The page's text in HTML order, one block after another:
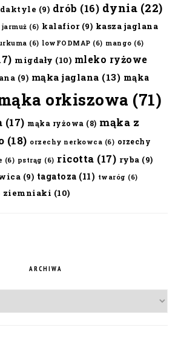
daktyle (9) drób (16) dynia (22)
jarmuż (6) kalafior(9) kasza jaglana
(6) lowFODMAP (6) mango (6)
migdały (10) mleko ryżowe
(9) mąka jaglana (13) mąka
orkiszowa (71)
(17) mąka ryżowa (8) mąka z
(18) orzechy nerkowca (6) orzechy
(6) pstrąg (6) ricotta (17) ryba (9)
(9) tagatoza (11) twaróg (6)
ziemniaki (10)
ARCHIWA